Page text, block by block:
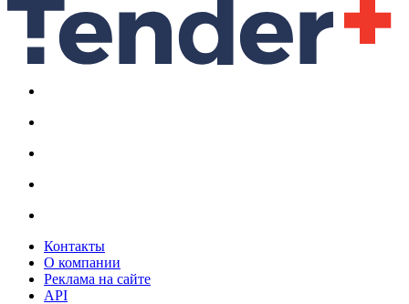
Контакты
О компании
Реклама на сайте
API